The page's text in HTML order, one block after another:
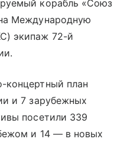
корабль «Союз
Международную
экипаж 72-й
концертный план
и 7 зарубежных
посетили 339
и 14 — в новых